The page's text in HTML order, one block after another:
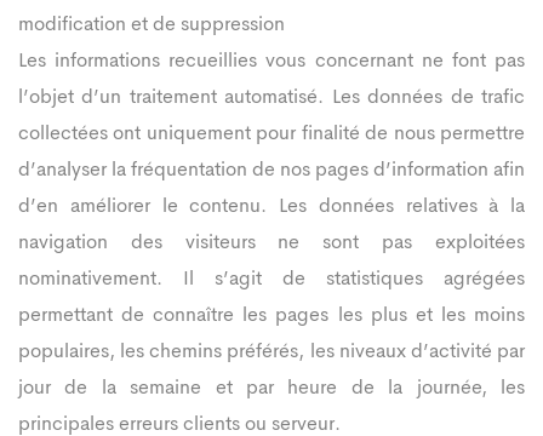
modification et de suppression
Les informations recueillies vous concernant ne font pas
l’objet d’un traitement automatisé. Les données de trafic
collectées ont uniquement pour finalité de nous permettre
d’analyser la fréquentation de nos pages d’information afin
d’en améliorer le contenu. Les données relatives à la
navigation des visiteurs ne sont pas exploitées
nominativement. Il s’agit de statistiques agrégées
permettant de connaître les pages les plus et les moins
populaires, les chemins préférés, les niveaux d’activité par
jour de la semaine et par heure de la journée, les
principales erreurs clients ou serveur.